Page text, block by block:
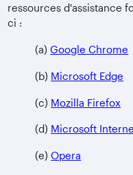
ressources d'assistance
ci :
(a)Google Chrome
(b) Microsoft Edge
(c) Mozilla Firefox
(d) Microsoft
(e)Opera